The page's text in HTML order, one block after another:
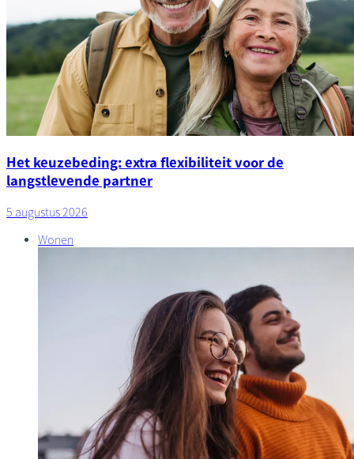
Het keuzebeding: extra flexibiliteit voor de
langstlevende partner
5 augustus 2026
Wonen